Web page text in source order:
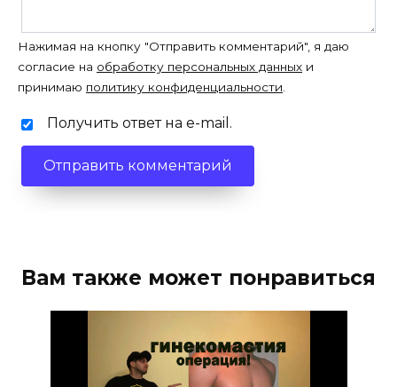
Нажимая на кнопку "Отправить комментарий", я даю
согласие на обработку персональных данных и
принимаю политику конфиденциальности.
Получить ответ на e-mail.
Вам также может понравиться